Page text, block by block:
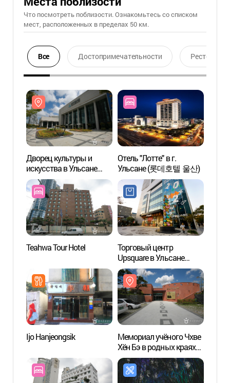
Что посмотреть поблизости. Ознакомьтесь со списком
мест, расположенных в пределах 50 км.
Все Достопримечательности Ресторан
Дворец культуры и
искусства в Ульсане
(울산문화예술회관)
Отель "Лотте" в г.
Ульсане (롯데호텔 울산)
Teahwa Tour Hotel
Торговый центр
Upsquare в Ульсане
(울산업스퀘어)
Ijo Hanjeongsik
Мемориал учёного Чхве
Хён Бэ в родных краях
(외솔 최현배선생 생가
기념관)